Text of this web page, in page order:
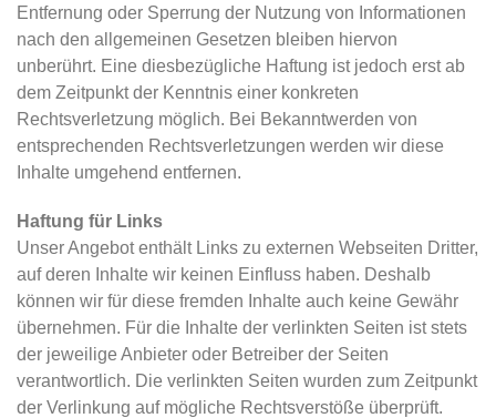
Entfernung oder Sperrung der Nutzung von Informationen
nach den allgemeinen Gesetzen bleiben hiervon
unberührt. Eine diesbezügliche Haftung ist jedoch erst ab
dem Zeitpunkt der Kenntnis einer konkreten
Rechtsverletzung möglich. Bei Bekanntwerden von
entsprechenden Rechtsverletzungen werden wir diese
Inhalte umgehend entfernen.
Haftung für Links
Unser Angebot enthält Links zu externen Webseiten Dritter,
auf deren Inhalte wir keinen Einfluss haben. Deshalb
können wir für diese fremden Inhalte auch keine Gewähr
übernehmen. Für die Inhalte der verlinkten Seiten ist stets
der jeweilige Anbieter oder Betreiber der Seiten
verantwortlich. Die verlinkten Seiten wurden zum Zeitpunkt
der Verlinkung auf mögliche Rechtsverstöße überprüft.